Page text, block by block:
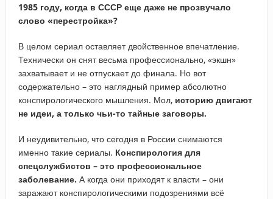
1985 году, когда в СССР еще даже не прозвучало
слово «перестройка»?
В целом сериал оставляет двойственное впечатление.
Технически он снят весьма профессионально, «экшн»
захватывает и не отпускает до финала. Но вот
содержательно – это наглядный пример абсолютно
конспирологического мышления. Мол, историю двигают
не идеи, а только чьи-то тайные заговоры.
И неудивительно, что сегодня в России снимаются
именно такие сериалы. Конспирология для
спецслужбистов – это профессиональное
заболевание. А когда они приходят к власти – они
заражают конспирологическими подозрениями всё